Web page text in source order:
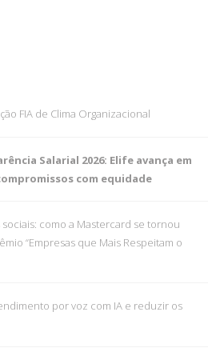
FIA de Clima Organizacional
Salarial 2026: Elife avança em
com equidade
como a Mastercard se tornou
“Empresas que Mais Respeitam o
por voz com IA e reduzir os